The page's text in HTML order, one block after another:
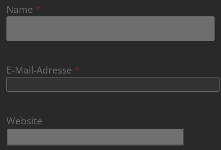
Name *
E-Mail-Adresse *
Website